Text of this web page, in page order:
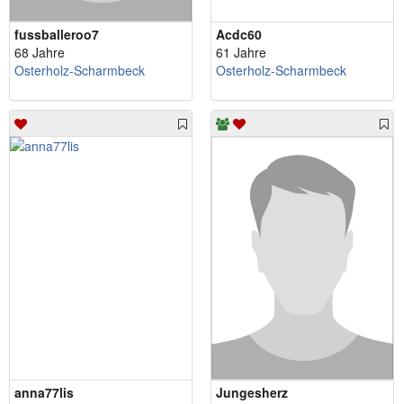
fussballeroo7
68 Jahre
Osterholz-Scharmbeck
Acdc60
61 Jahre
Osterholz-Scharmbeck
anna77lis
Jungesherz